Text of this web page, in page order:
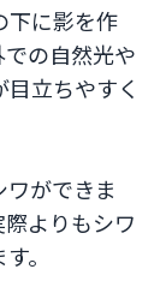
下に影を作
の自然光や
立ちやすく
ができま
よりもシワ
。